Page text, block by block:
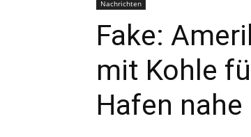
Nachrichten
Fake:
mit Kohle
Hafen nahe